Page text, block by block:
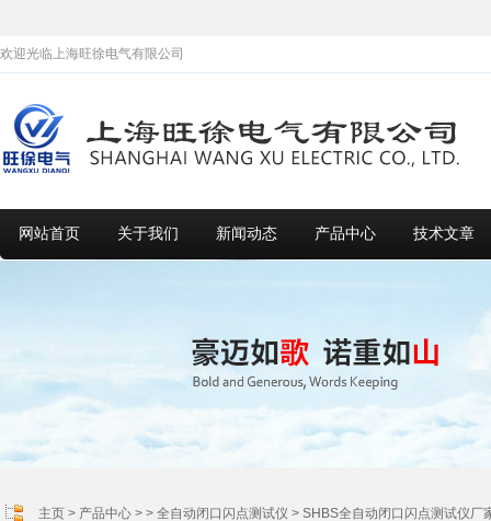
欢迎光临上海旺徐电气有限公司
网站首页 关于我们 新闻动态 产品中心 技术文章
主页 > 产品中心 > > 全自动闭口闪点测试仪 > SHBS全自动闭口闪点测试仪厂